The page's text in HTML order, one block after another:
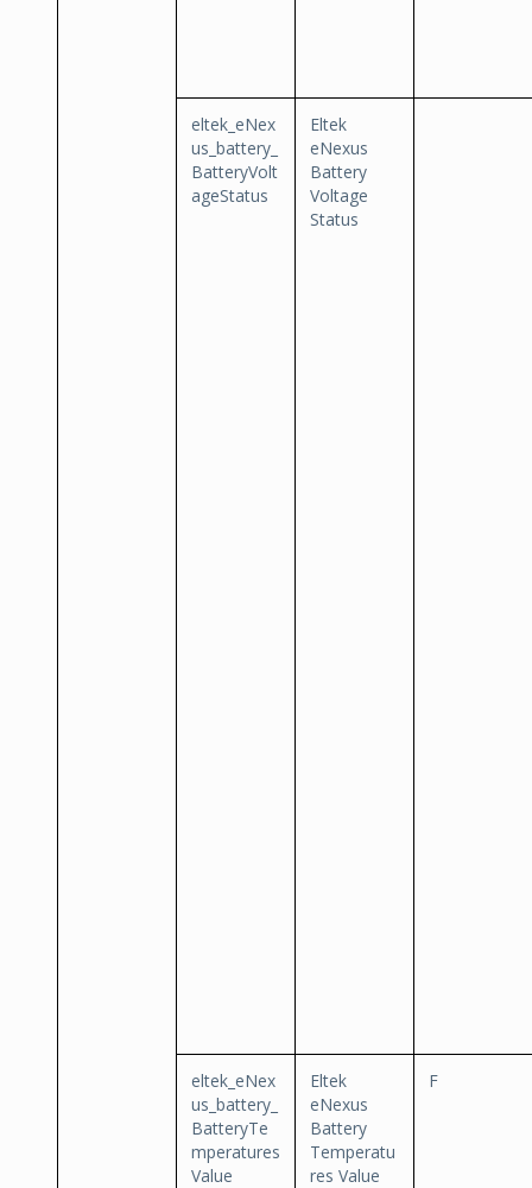
eltek_eNex
us_battery_
BatteryVolt
ageStatus
Eltek
eNexus
Battery
Voltage
Status
eltek_eNex
us_battery_
BatteryTe
mperatures
Value
Eltek
eNexus
Battery
Temperatu
res Value
F